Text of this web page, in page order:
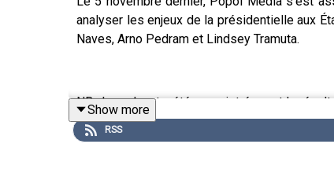
analyser les enjeux de la présidentielle aux
Naves, Arno Pedram et Lindsey Tramuta.
NB : le podcast a été enregistré avant le
Show more
RSS